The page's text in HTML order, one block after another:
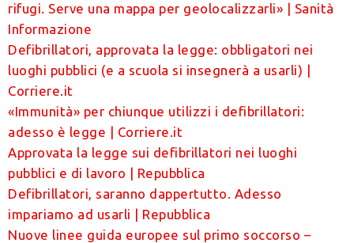
rifugi. Serve una mappa per geolocalizzarli» | Sanità
Informazione
Defibrillatori, approvata la legge: obbligatori nei
luoghi pubblici (e a scuola si insegnerà a usarli) |
Corriere.it
«Immunità» per chiunque utilizzi i defibrillatori:
adesso è legge | Corriere.it
Approvata la legge sui defibrillatori nei luoghi
pubblici e di lavoro | Repubblica
Defibrillatori, saranno dappertutto. Adesso
impariamo ad usarli | Repubblica
Nuove linee guida europee sul primo soccorso –